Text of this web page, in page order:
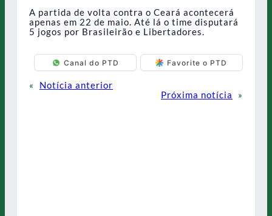
A partida de volta contra o Ceará acontecerá
apenas em 22 de maio. Até lá o time disputará
5 jogos por Brasileirão e Libertadores.
Canal do PTD Favorite o PTD
«
Notícia anterior
Próxima notícia
»